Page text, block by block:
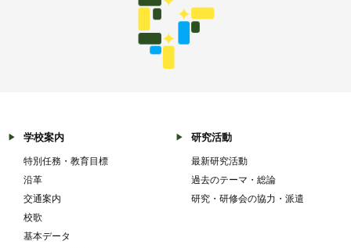
学校案内
特別任務・教育目標
沿革
交通案内
校歌
基本データ
研究活動
最新研究活動
過去のテーマ・総論
研究・研修会の協力・派遣